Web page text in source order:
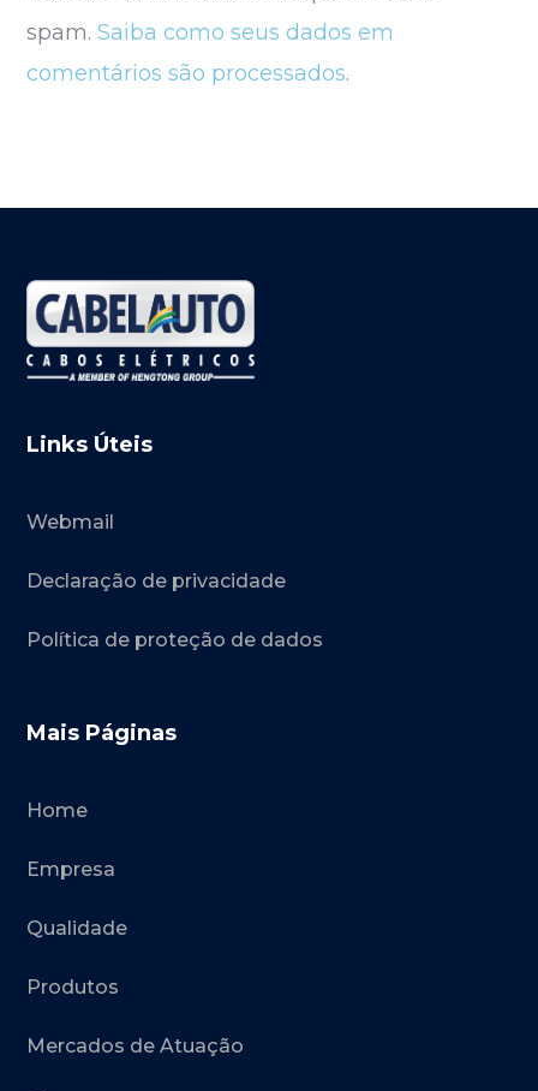
spam.Saiba como seus dados em
comentários são processados.
Links Úteis
Webmail
Declaração de privacidade
Política de proteção de dados
Mais Páginas
Home
Empresa
Qualidade
Produtos
Mercados de Atuação